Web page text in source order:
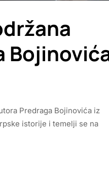
Predraga Bojinovića iz
istorije i temelji se na